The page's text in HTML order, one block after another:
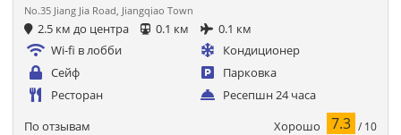
No.35 Jiang Jia Road, Jiangqiao Town
2.5 км до центра 0.1 км
0.1 км
Wi-fi в лобби
Кондиционер
Сейф
Парковка
Ресторан
Ресепшн 24 часа
По отзывам Хорошо 7.3 / 10